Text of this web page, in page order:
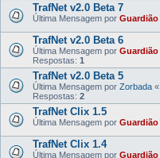
TrafNet v2.0 Beta 7
Última Mensagem por Guardião
TrafNet v2.0 Beta 6
Última Mensagem por Guardião
Respostas: 1
TrafNet v2.0 Beta 5
Última Mensagem por Zorbada «
Respostas: 2
TrafNet Clix 1.5
Última Mensagem por Guardião
TrafNet Clix 1.4
Última Mensagem por Guardião